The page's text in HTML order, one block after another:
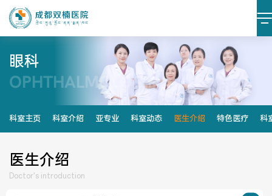
医院简介 医院文化
设施设备 环境照片
眼科
OPHTHALMOLOGY
科室主页 科室介绍 亚专业 科室动态 医生介绍 特色医疗 科
医生介绍
Doctor's introduction